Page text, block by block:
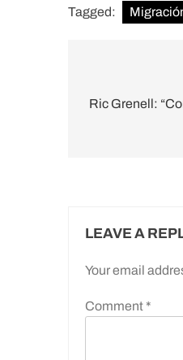
Tagged:
navigation
Ric Grenell:
LEAVE A
Your email
Comment *